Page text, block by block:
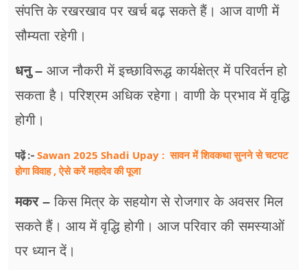
संपत्ति के रखरखाव पर खर्च बढ़ सकते हैं। आज वाणी में
सौम्यता रहेगी।
धनु – आज नौकरी में इच्छाविरूद्ध कार्यक्षेत्र में परिवर्तन हो
सकता है। परिश्रम अधिक रहेगा। वाणी के प्रभाव में वृद्धि
होगी।
पढ़ें :- Sawan 2025 Shadi Upay : सावन में शिवकथा सुनने से चटपट
होगा विवाह , ऐसे करें महादेव की पूजा
मकर – किस मित्र के सहयोग से रोजगार के अवसर मिल
सकते हैं। आय में वृद्धि होगी। आज परिवार की समस्याओं
पर ध्यान दें।